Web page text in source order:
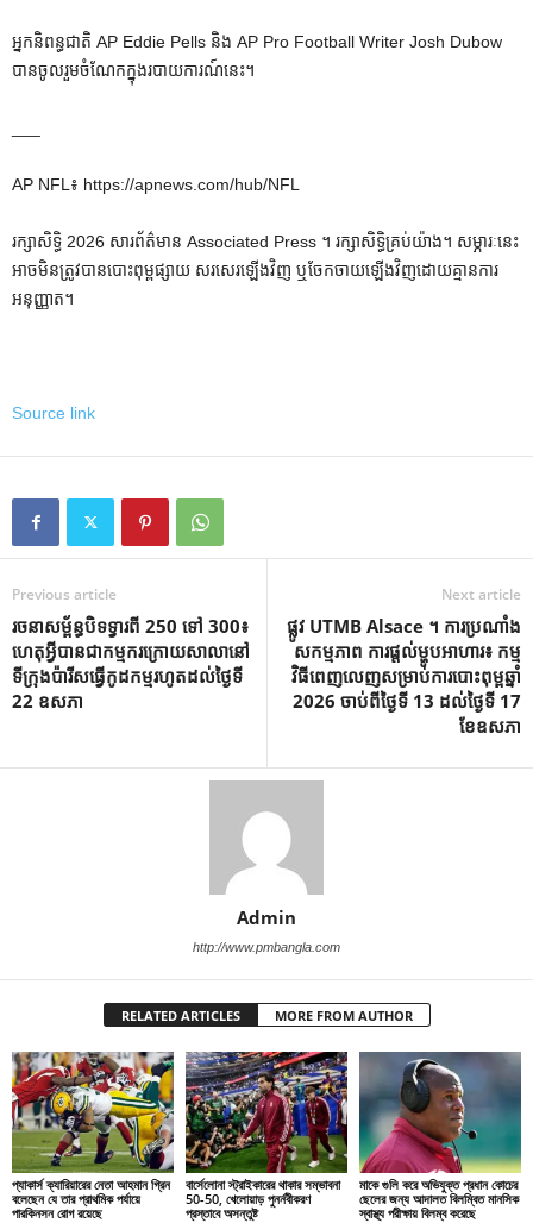
អ្នកនិពន្ធជាតិ AP Eddie Pells និង AP Pro Football Writer Josh Dubow
បានចូលរួមចំណែកក្នុងរបាយការណ៍នេះ។
AP NFL៖ https://apnews.com/hub/NFL
រក្សាសិទ្ធិ 2026 សារព័ត៌មាន Associated Press ។ រក្សាសិទ្ធិគ្រប់យ៉ាង។ សម្ភារៈនេះ
អាចមិនត្រូវបានបោះពុម្ពផ្សាយ សរសេរឡើងវិញ ឬចែកចាយឡើងវិញដោយគ្មានការ
អនុញ្ញាត។
Source link
Previous article
រចនាសម្ព័ន្ធបិទទ្វារពី 250 ទៅ 300៖
ហេតុអ្វីបានជាកម្មករក្រោយសាលានៅ
ទីក្រុងប៉ារីសធ្វើកូដកម្មរហូតដល់ថ្ងៃទី
22 ឧសភា
Next article
ផ្លូវ UTMB Alsace ។ ការប្រណាំង
សកម្មភាព ការផ្តល់ម្ហូបអាហារ៖ កម្ម
វិធីពេញលេញសម្រាប់ការបោះពុម្ពឆ្នាំ
2026 ចាប់ពីថ្ងៃទី 13 ដល់ថ្ងៃទី 17
ខែឧសភា
Admin
http://www.pmbangla.com
RELATED ARTICLES MORE FROM AUTHOR
প্যাকার্স ক্যারিয়ারের নেতা আহমান গ্রিন
বলেছেন যে তার প্রাথমিক পর্যায়ে
পারকিনসন রোগ রয়েছে
বার্সেলোনা স্ট্রাইকারের থাকার সম্ভাবনা
50-50, খেলোয়াড় পুনর্নবীকরণ
প্রস্তাবে অসন্তুষ্ট
মাকে গুলি করে অভিযুক্ত প্রধান কোচের
ছেলের জন্য আদালত বিলম্বিত মানসিক
স্বাস্থ্য পরীক্ষায় বিলম্ব করেছে